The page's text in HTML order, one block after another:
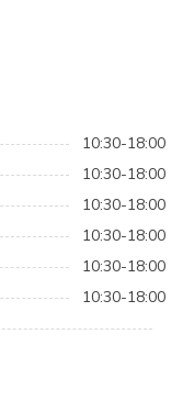
10:30-18:00
10:30-18:00
10:30-18:00
10:30-18:00
10:30-18:00
10:30-18:00